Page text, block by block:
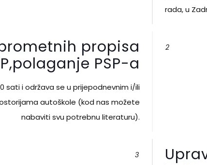
rada, u
2
propisa
PSP-a
sati i održava se u prijepodnevnim i/ili
autoškole (kod nas možete
nabaviti svu potrebnu literaturu).
3